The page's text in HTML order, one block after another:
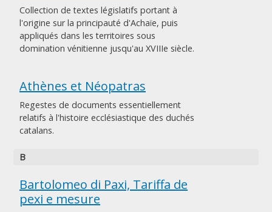
Collection de textes législatifs portant à
l'origine sur la principauté d'Achaïe, puis
appliqués dans les territoires sous
domination vénitienne jusqu'au XVIIIe siècle.
Athènes et Néopatras
Regestes de documents essentiellement
relatifs à l'histoire ecclésiastique des duchés
catalans.
B
Bartolomeo di Paxi, Tariffa de
pexi e mesure